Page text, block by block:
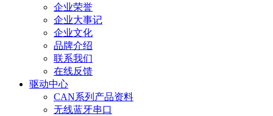
企业荣誉
企业大事记
企业文化
品牌介绍
联系我们
在线反馈
驱动中心
CAN系列产品资料
无线蓝牙串口